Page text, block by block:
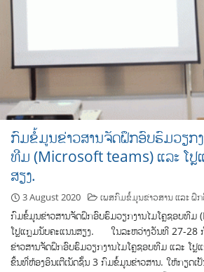
ກົມຂໍ້ມູນຂ່າວສານຈັດຝຶກອົບຮົມວຽກ
ທີມ (Microsoft teams) ແລະ ໂ
ສຽງ.
3 August 2020 ເພສກົມຂໍ້ມູນຂ່າວສານ ແລະ ຝຶ
ກົມຂໍ້ມູນຂ່າວສານຈັດຝຶກອົບຮົມວຽກງານໄມໂຄຼຊອບທີມ
ໂປຼແກຼມນັບຄະແນນສຽງ. ໃນລະຫວ່າງວັນທີ 27-28
ຂ່າວສານຈັດຝຶກອົບຮົມວຽກງານໄມໂຄຼຊອບທີມ ແລະ ໂປຼ
ຂຶ້ນທີ່ຫ້ອງອິນເຕີເນັດຊັ້ນ 3 ກົມຂໍ້ມູນຂ່າວສານ. ໃຫ້ກຽດເ